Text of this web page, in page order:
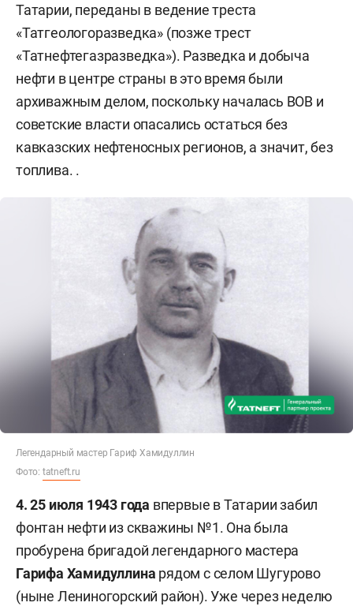
Татарии, переданы в ведение треста
«Татгеологоразведка» (позже трест
«Татнефтегазразведка»). Разведка и добыча
нефти в центре страны в это время были
архиважным делом, поскольку началась ВОВ и
советские власти опасались остаться без
кавказских нефтеносных регионов, а значит, без
топлива. .
Легендарный мастер Гариф Хамидуллин
Фото: tatneft.ru
4. 25 июля 1943 года впервые в Татарии забил
фонтан нефти из скважины №1. Она была
пробурена бригадой легендарного мастера
Гарифа Хамидуллина рядом с селом Шугурово
(ныне Лениногорский район). Уже через неделю